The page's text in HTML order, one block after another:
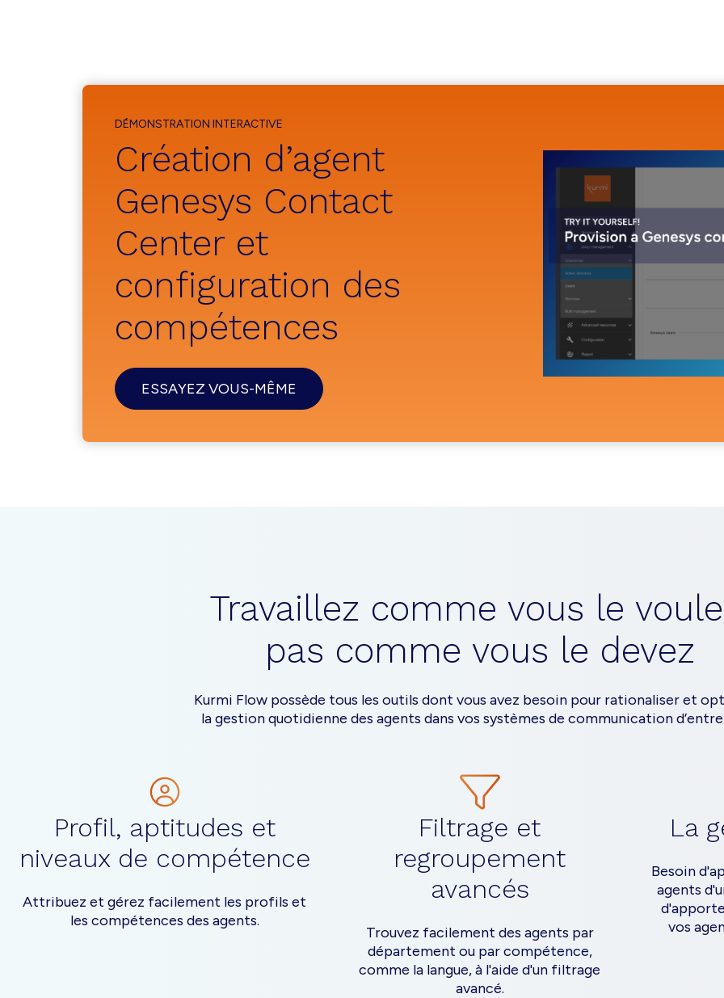
DÉMONSTRATION INTERACTIVE
Création d’agent
Genesys Contact
Center et
configuration des
compétences
ESSAYEZ VOUS-MÊME
Travaillez comme vous le
pas comme vous le devez
Kurmi Flow possède tous les outils dont vous avez besoin pour rationaliser et
la gestion quotidienne des agents dans vos systèmes de communication
Profil, aptitudes et
niveaux de compétence
Attribuez et gérez facilement les profils et
les compétences des agents.
Filtrage et
regroupement
avancés
Trouvez facilement des agents par
département ou par compétence,
comme la langue, à l'aide d'un filtrage
avancé.
La
Besoin
agents
vos